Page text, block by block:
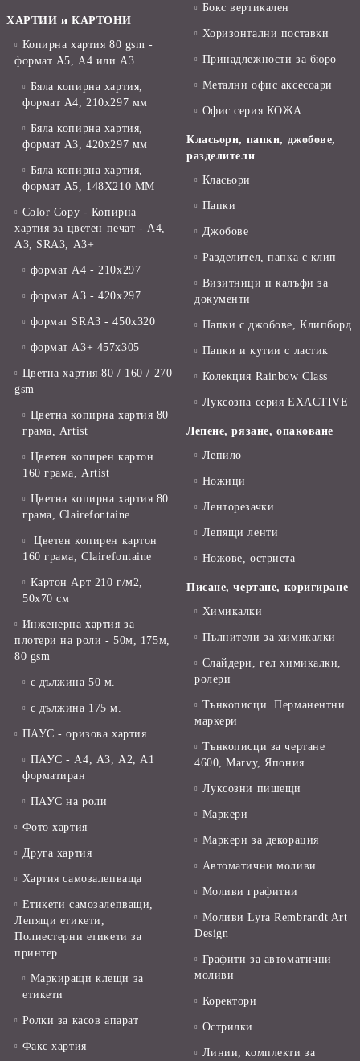
ХАРТИИ и КАРТОНИ
Копирна хартия 80 gsm -
формат А5, А4 или А3
Бяла копирна хартия,
формат А4, 210x297 мм
Бяла копирна хартия,
формат А3, 420x297 мм
Бяла копирна хартия,
формат А5, 148X210 ММ
Color Copy - Копирна
хартия за цветен печат - А4,
А3, SRA3, А3+
формат А4 - 210x297
формат А3 - 420x297
формат SRA3 - 450x320
формат А3+ 457x305
Цветна хартия 80 / 160 / 270
gsm
Цветна копирна хартия 80
грама, Artist
Цветен копирен картон
160 грама, Artist
Цветна копирна хартия 80
грама, Clairefontaine
Цветен копирен картон
160 грама, Clairefontaine
Картон Арт 210 г/м2,
50х70 см
Инженерна хартия за
плотери на роли - 50м, 175м,
80 gsm
с дължина 50 м.
с дължина 175 м.
ПАУС - оризова хартия
ПАУС - А4, А3, А2, А1
форматиран
ПАУС на роли
Фото хартия
Друга хартия
Хартия самозалепваща
Етикети самозалепващи,
Лепящи етикети,
Полиестерни етикети за
принтер
Маркиращи клещи за
етикети
Ролки за касов апарат
Факс хартия
Бокс вертикален
Хоризонтални поставки
Принадлежности за бюро
Метални офис аксесоари
Офис серия КОЖА
Класьори, папки, джобове,
разделители
Класьори
Папки
Джобове
Разделител, папка с клип
Визитници и калъфи за
документи
Папки с джобове, Клипборд
Папки и кутии с ластик
Колекция Rainbow Class
Луксозна серия EXACTIVE
Лепене, рязане, опаковане
Лепило
Ножици
Ленторезачки
Лепящи ленти
Ножове, остриета
Писане, чертане, коригиране
Химикалки
Пълнители за химикалки
Слайдери, гел химикалки,
ролери
Тънкописци. Перманентни
маркери
Тънкописци за чертане
4600, Marvy, Япония
Луксозни пишещи
Маркери
Маркери за декорация
Автоматични моливи
Моливи графитни
Моливи Lyra Rembrandt Art
Design
Графити за автоматични
моливи
Коректори
Острилки
Линии, комплекти за